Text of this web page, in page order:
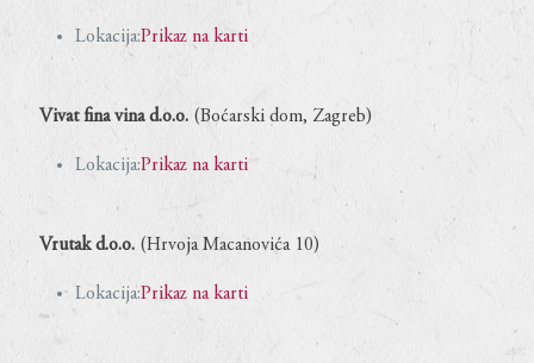
Lokacija:Prikaz na karti
Vivat fina vina d.o.o. (Boćarski dom, Zagreb)
Lokacija:Prikaz na karti
Vrutak d.o.o. (Hrvoja Macanovića 10)
Lokacija:Prikaz na karti